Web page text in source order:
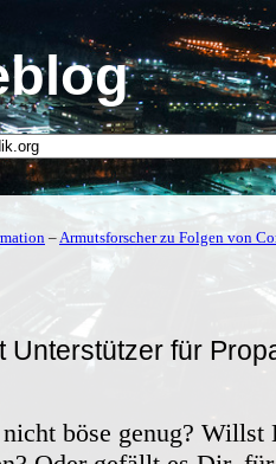
– Armutsforscher zu Folgen von
Unterstützer für
böse genug? Willst